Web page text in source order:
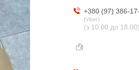
+380 (97) 386-
Viber
(з 10.00 до 18.00)